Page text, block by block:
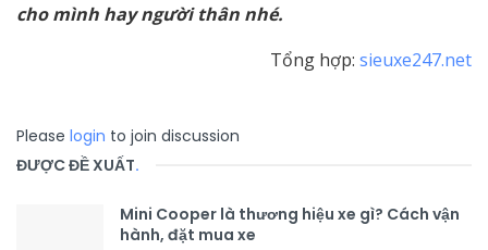
cho mình hay người thân nhé.
Tổng hợp: sieuxe247.net
Please login to join discussion
ĐƯỢC ĐỀ XUẤT.
Mini Cooper là thương hiệu xe gì? Cách vận
hành, đặt mua xe